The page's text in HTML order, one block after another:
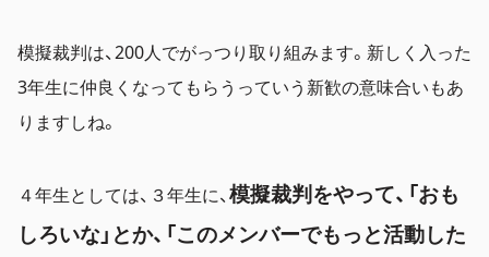
模擬裁判は、200人でがっつり取り組みます。新しく入った
3年生に仲良くなってもらうっていう新歓の意味合いもあ
りますしね。
４年生としては、３年生に、模擬裁判をやって、「おも
しろいな」とか、「このメンバーでもっと活動した